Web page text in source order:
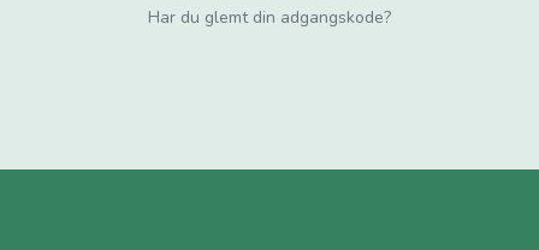
Har du glemt din adgangskode?